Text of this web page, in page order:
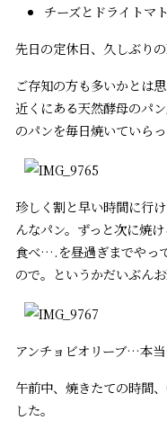
チーズとドライトマ
先日の定休日、久しぶり
ご存知の方も多いかとは
近くにある天然酵母のパ
のパンを毎日焼いていらっ
珍しく割と早い時間に行
んなパン。ずっと次に焼
食べ….を昼過ぎまでやっ
ので。というかだいぶんお
アンチョビオリーブ…本当
午前中、焼きたての時間
した。